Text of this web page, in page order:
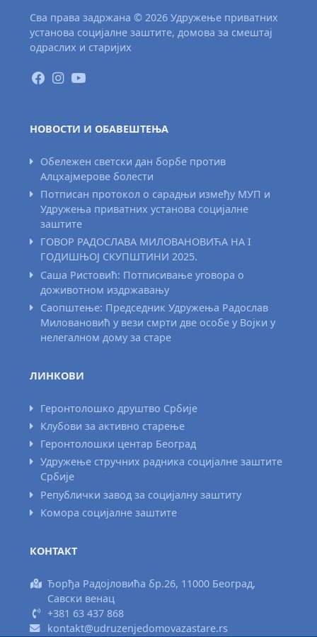
Сва права задржана © 2026 Удружење приватних
установа социјалне заштите, домова за смештај
одраслих и старијих
НОВОСТИ И ОБАВЕШТЕЊА
Обележен светски дан борбе против
Алцхајмерове болести
Потписан протокол о сарадњи између МУП и
Удружења приватних установа социјалне
заштите
ГОВОР РАДОСЛАВА МИЛОВАНОВИЋА НА I
ГОДИШЊОЈ СКУПШТИНИ 2025.
Саша Ристовић: Потписивање уговора о
доживотном издржавању
Саопштење: Председник Удружења Радослав
Миловановић у вези смрти две особе у Војки у
нелегалном дому за старе
ЛИНКОВИ
Геронтолошко друштво Србије
Клубови за активно старење
Геронтолошки центар Београд
Удружење стручних радника социјалне заштите
Србије
Републички завод за социјалну заштиту
Комора социјалне заштите
КОНТАКТ
Ђорђа Радојловића бр.26, 11000 Београд,
Савски венац
+381 63 437 868
kontakt@udruzenjedomovazastare.rs